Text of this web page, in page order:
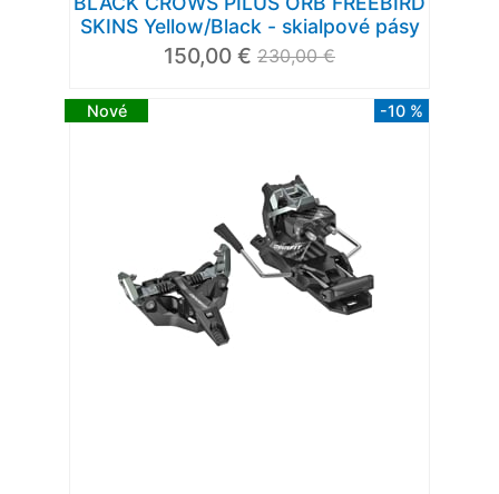
SKINS Yellow/Black - skialpové pásy
150,00 € 230,00 €
Nové -10 %